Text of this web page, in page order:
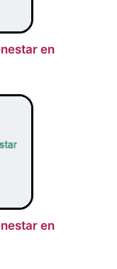
en
en